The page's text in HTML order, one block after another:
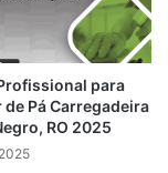
para
Pá Carregadeira
RO 2025